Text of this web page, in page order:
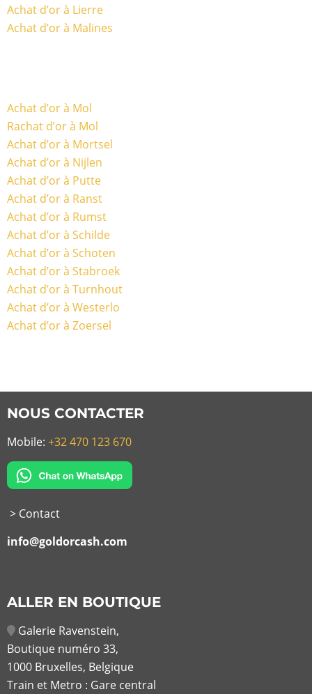
Achat d’or à Lierre
Achat d’or à Malines
Achat d’or à Mol
Rachat d’or à Mol
Achat d’or à Mortsel
Achat d’or à Nijlen
Achat d’or à Putte
Achat d’or à Ranst
Achat d’or à Rumst
Achat d’or à Schilde
Achat d’or à Schoten
Achat d’or à Stabroek
Achat d’or à Turnhout
Achat d’or à Westerlo
Achat d’or à Zoersel
NOUS CONTACTER
Mobile: +32 470 123 670
> Contact
info@goldorcash.com
ALLER EN BOUTIQUE
Galerie Ravenstein,
Boutique numéro 33,
1000 Bruxelles, Belgique
Train et Metro : Gare central